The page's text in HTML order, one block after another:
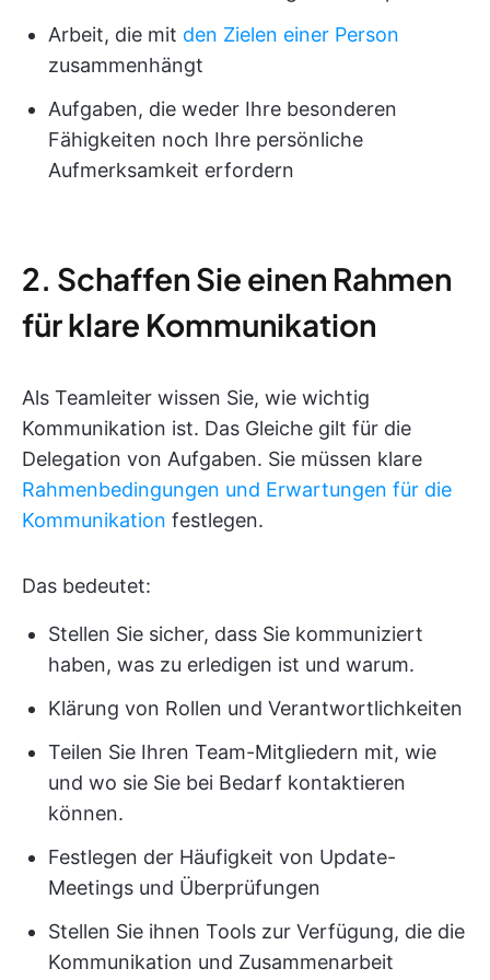
Arbeit, die mit den Zielen einer Person
zusammenhängt
Aufgaben, die weder Ihre besonderen
Fähigkeiten noch Ihre persönliche
Aufmerksamkeit erfordern
2. Schaffen Sie einen Rahmen
für klare Kommunikation
Als Teamleiter wissen Sie, wie wichtig
Kommunikation ist. Das Gleiche gilt für die
Delegation von Aufgaben. Sie müssen klare
Rahmenbedingungen und Erwartungen für die
Kommunikation festlegen.
Das bedeutet:
Stellen Sie sicher, dass Sie kommuniziert
haben, was zu erledigen ist und warum.
Klärung von Rollen und Verantwortlichkeiten
Teilen Sie Ihren Team-Mitgliedern mit, wie
und wo sie Sie bei Bedarf kontaktieren
können.
Festlegen der Häufigkeit von Update-
Meetings und Überprüfungen
Stellen Sie ihnen Tools zur Verfügung, die die
Kommunikation und Zusammenarbeit